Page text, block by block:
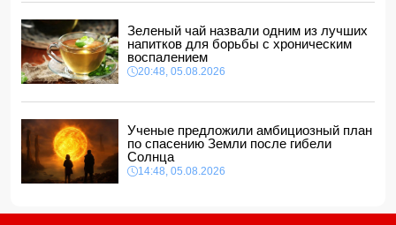
гибелью граждан Азербайджана в Азовском и Чёрном
морях
12:40, 06.08.2026
Зеленый чай назвали одним из лучших
напитков для борьбы с хроническим
воспалением
20:48, 05.08.2026
Ученые предложили амбициозный план
по спасению Земли после гибели
Солнца
14:48, 05.08.2026